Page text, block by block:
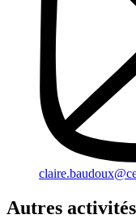
Autres activités